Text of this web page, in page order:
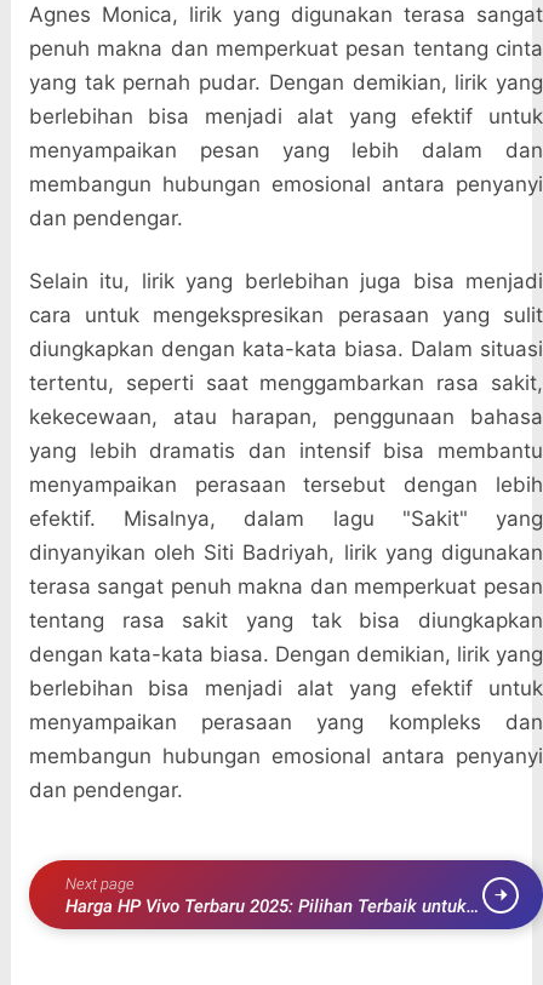
Agnes Monica, lirik yang digunakan terasa sangat
penuh makna dan memperkuat pesan tentang cinta
yang tak pernah pudar. Dengan demikian, lirik yang
berlebihan bisa menjadi alat yang efektif untuk
menyampaikan pesan yang lebih dalam dan
membangun hubungan emosional antara penyanyi
dan pendengar.
Selain itu, lirik yang berlebihan juga bisa menjadi
cara untuk mengekspresikan perasaan yang sulit
diungkapkan dengan kata-kata biasa. Dalam situasi
tertentu, seperti saat menggambarkan rasa sakit,
kekecewaan, atau harapan, penggunaan bahasa
yang lebih dramatis dan intensif bisa membantu
menyampaikan perasaan tersebut dengan lebih
efektif. Misalnya, dalam lagu "Sakit" yang
dinyanyikan oleh Siti Badriyah, lirik yang digunakan
terasa sangat penuh makna dan memperkuat pesan
tentang rasa sakit yang tak bisa diungkapkan
dengan kata-kata biasa. Dengan demikian, lirik yang
berlebihan bisa menjadi alat yang efektif untuk
menyampaikan perasaan yang kompleks dan
membangun hubungan emosional antara penyanyi
dan pendengar.
Next page
Harga HP Vivo Terbaru 2025: Pilihan Terbaik untuk
Kebutuhan Sehari-hari